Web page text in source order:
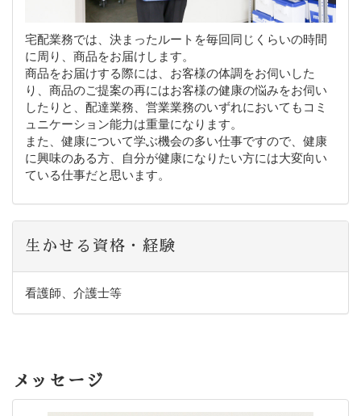
宅配業務では、決まったルートを毎回同じくらいの時間
に周り、商品をお届けします。
商品をお届けする際には、お客様の体調をお伺いした
り、商品のご提案の再にはお客様の健康の悩みをお伺い
したりと、配達業務、営業業務のいずれにおいてもコミ
ュニケーション能力は重量になります。
また、健康について学ぶ機会の多い仕事ですので、健康
に興味のある方、自分が健康になりたい方には大変向い
ている仕事だと思います。
生かせる資格・経験
看護師、介護士等
メッセージ